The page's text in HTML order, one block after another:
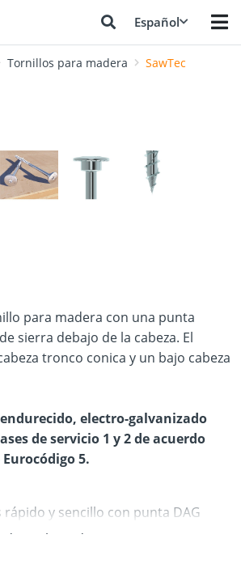
Español
Tornillos para madera SawTec
para madera con una punta
sierra debajo de la cabeza. El
tronco conica y un bajo cabeza
electro-galvanizado
de servicio 1 y 2 de acuerdo
Eurocódigo 5.
y sencillo con punta DAG
el par de apriete